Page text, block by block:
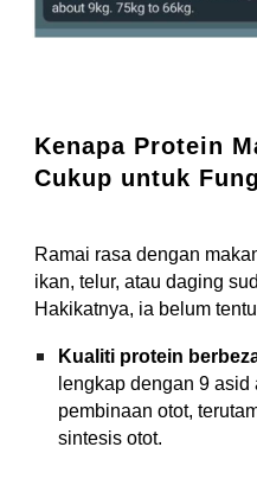
Kenapa Protein
Cukup untuk
Ramai rasa dengan
ikan, telur, atau daging
Hakikatnya, ia belum
Kualiti protein
lengkap dengan 9
pembinaan otot,
sintesis otot.